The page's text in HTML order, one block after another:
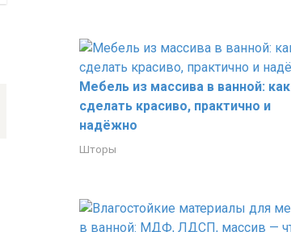
Мебель из массива в ванной: как
сделать красиво, практично и
надёжно
Шторы